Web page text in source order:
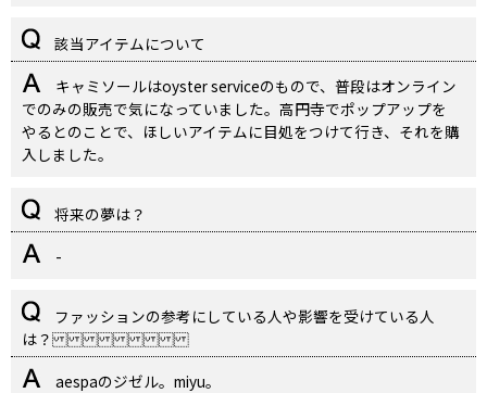
該当アイテムについて
キャミソールはoyster serviceのもので、普段はオンライン
でのみの販売で気になっていました。高円寺でポップアップを
やるとのことで、ほしいアイテムに目処をつけて行き、それを購
入しました。
将来の夢は？
-
ファッションの参考にしている人や影響を受けている人
は？
aespaのジゼル。miyu。